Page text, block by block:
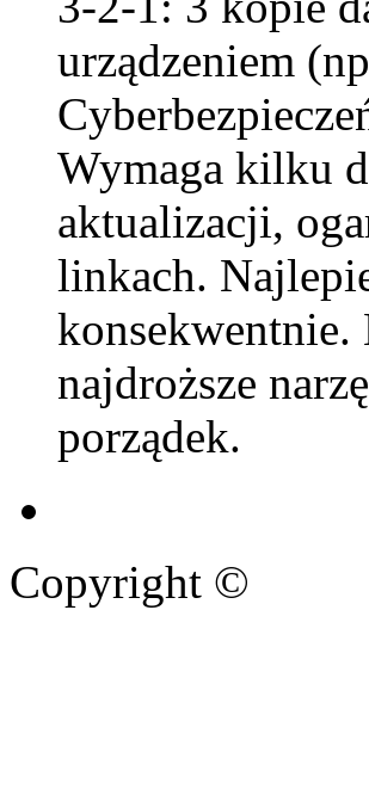
urządzeniem
Wymaga kilku
aktualizacji,
linkach.
najdroższe
porządek.
Copyright ©